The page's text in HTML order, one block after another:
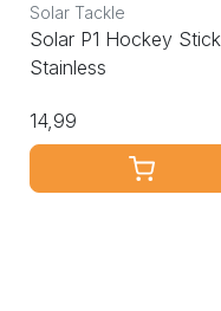
Solar Tackle
Solar P1 Hockey Stick
Stainless
14,99